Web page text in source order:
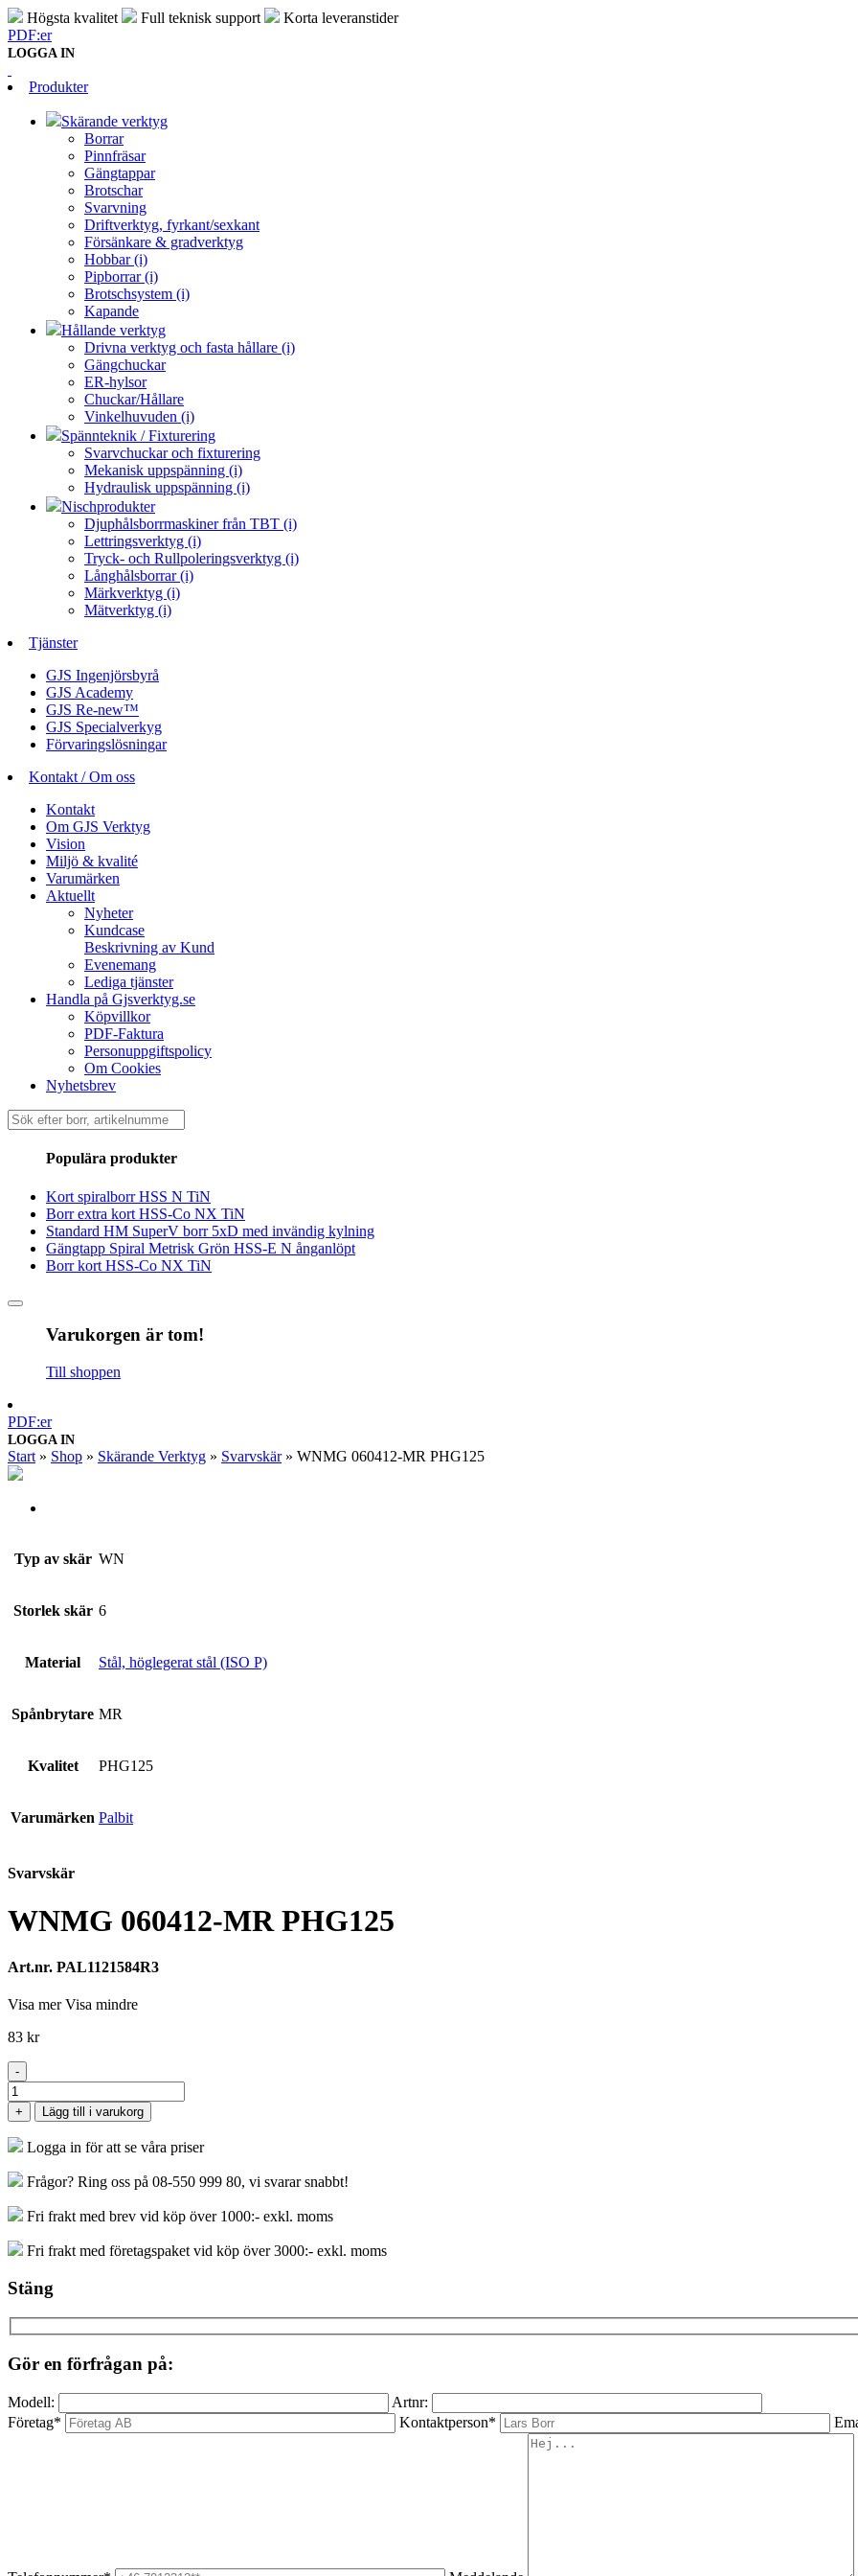
Högsta kvalitet Full teknisk support
Korta leveranstider
PDF:er
LOGGA IN
Produkter
Skärande verktyg
Borrar
Pinnfräsar
Gängtappar
Brotschar
Svarvning
Driftverktyg, fyrkant/sexkant
Försänkare & gradverktyg
Hobbar (i)
Pipborrar (i)
Brotschsystem (i)
Kapande
Hållande verktyg
Drivna verktyg och fasta hållare (i)
Gängchuckar
ER-hylsor
Chuckar/Hållare
Vinkelhuvuden (i)
Spännteknik / Fixturering
Svarvchuckar och fixturering
Mekanisk uppspänning (i)
Hydraulisk uppspänning (i)
Nischprodukter
Djuphålsborrmaskiner från TBT (i)
Lettringsverktyg (i)
Tryck- och Rullpoleringsverktyg (i)
Långhålsborrar (i)
Märkverktyg (i)
Mätverktyg (i)
Tjänster
GJS Ingenjörsbyrå
GJS Academy
GJS Re-new™
GJS Specialverkyg
Förvaringslösningar
Kontakt / Om oss
Kontakt
Om GJS Verktyg
Vision
Miljö & kvalité
Varumärken
Aktuellt
Nyheter
Kundcase
Beskrivning av Kund
Evenemang
Lediga tjänster
Handla på Gjsverktyg.se
Köpvillkor
PDF-Faktura
Personuppgiftspolicy
Om Cookies
Nyhetsbrev
Sök
efter:
Populära produkter
Kort spiralborr HSS N TiN
Borr extra kort HSS-Co NX TiN
Standard HM SuperV borr 5xD med invändig kylning
Gängtapp Spiral Metrisk Grön HSS-E N ånganlöpt
Borr kort HSS-Co NX TiN
Varukorgen är tom!
Till shoppen
PDF:er
LOGGA IN
Start » Shop » Skärande Verktyg » Svarvskär» WNMG 060412-MR PHG125
Typ av skär WN
Storlek skär 6
Material Stål, höglegerat stål (ISO P)
Spånbrytare MR
Kvalitet PHG125
Varumärken Palbit
Svarvskär
WNMG 060412-MR PHG125
Art.nr. PAL1121584R3
Visa mer Visa mindre
83 kr
-
WNMG
060412-
MR
PHG125
mängd
+ Lägg till i varukorg
Logga in för att se våra priser
Frågor? Ring oss på 08-550 999 80, vi svarar snabbt!
Fri frakt med brev vid köp över 1000:- exkl. moms
Fri frakt med företagspaket vid köp över 3000:- exkl. moms
Stäng
Gör en förfrågan på:
Modell:
Artnr:
Företag*
Kontaktperson*